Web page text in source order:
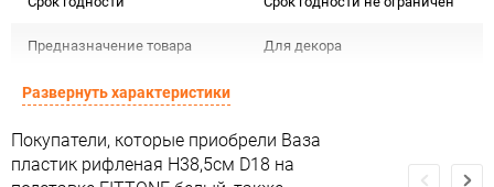
Предназначение товара Для декора
Сертификация
Особые условия Особых условий не требует
Минимальное количество 1
Развернуть характеристики
Покупатели, которые приобрели Ваза
пластик рифленая H38,5см D18 на